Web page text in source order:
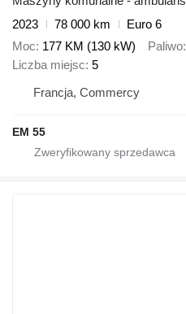
2023
78 000 km
Euro 6
Moc 177 KM (130 kW) Paliwo
Liczba miejsc 5
Francja, Commercy
EM 55